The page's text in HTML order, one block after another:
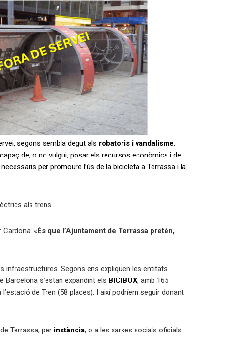
segons sembla degut als robatoris i vandalisme.
de, o no vulgui, posar els recursos econòmics i de
per promoure l’ús de la bicicleta a Terrassa i la
als trens.
Cardona: «És que l’Ajuntament de Terrassa pretèn,
infraestructures. Segons ens expliquen les entitats
Barcelona s’estan expandint els BICIBOX, amb 165
de Tren (58 places). I així podríem seguir donant
Terrassa, per instància, o a les xarxes socials oficials